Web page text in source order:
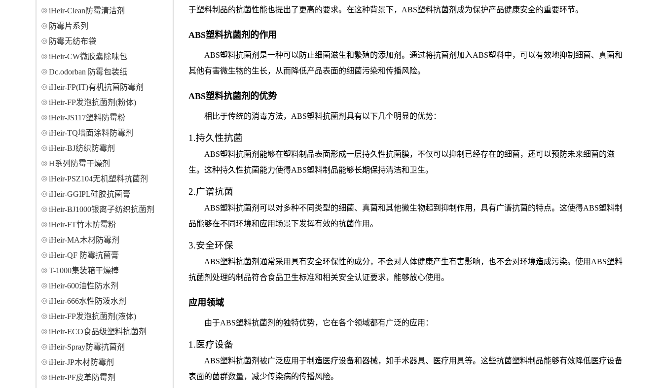
iHeir-Clean防霉清洁剂
防霉片系列
防霉无纺布袋
iHeir-CW微胶囊除味包
Dc.odorban 防霉包装纸
iHeir-FP(IT)有机抗菌防霉剂
iHeir-FP发泡抗菌剂(粉体)
iHeir-JS117塑料防霉粉
iHeir-TQ墙面涂料防霉剂
iHeir-BJ纺织防霉剂
H系列防霉干燥剂
iHeir-PSZ104无机塑料抗菌剂
iHeir-GGIPL硅胶抗菌膏
iHeir-BJ1000银离子纺织抗菌剂
iHeir-FT竹木防霉粉
iHeir-MA木材防霉剂
iHeir-QF 防霉抗菌膏
T-1000集装箱干燥棒
iHeir-600油性防水剂
iHeir-666水性防泼水剂
iHeir-FP发泡抗菌剂(液体)
iHeir-ECO食品级塑料抗菌剂
iHeir-Spray防霉抗菌剂
iHeir-JP木材防霉剂
iHeir-PF皮革防霉剂
于塑料制品的抗菌性能也提出了更高的要求。在这种背景下，ABS塑料抗菌剂成为保护产品健康安全的重要环节。
ABS塑料抗菌剂的作用
ABS塑料抗菌剂是一种可以防止细菌滋生和繁殖的添加剂。通过将抗菌剂加入ABS塑料中，可以有效地抑制细菌、真菌和
其他有害微生物的生长，从而降低产品表面的细菌污染和传播风险。
ABS塑料抗菌剂的优势
相比于传统的消毒方法，ABS塑料抗菌剂具有以下几个明显的优势：
1.持久性抗菌
ABS塑料抗菌剂能够在塑料制品表面形成一层持久性抗菌膜，不仅可以抑制已经存在的细菌，还可以预防未来细菌的滋
生。这种持久性抗菌能力使得ABS塑料制品能够长期保持清洁和卫生。
2.广谱抗菌
ABS塑料抗菌剂可以对多种不同类型的细菌、真菌和其他微生物起到抑制作用，具有广谱抗菌的特点。这使得ABS塑料制
品能够在不同环境和应用场景下发挥有效的抗菌作用。
3.安全环保
ABS塑料抗菌剂通常采用具有安全环保性的成分，不会对人体健康产生有害影响，也不会对环境造成污染。使用ABS塑料
抗菌剂处理的制品符合食品卫生标准和相关安全认证要求，能够放心使用。
应用领域
由于ABS塑料抗菌剂的独特优势，它在各个领域都有广泛的应用：
1.医疗设备
ABS塑料抗菌剂被广泛应用于制造医疗设备和器械，如手术器具、医疗用具等。这些抗菌塑料制品能够有效降低医疗设备
表面的菌群数量，减少传染病的传播风险。